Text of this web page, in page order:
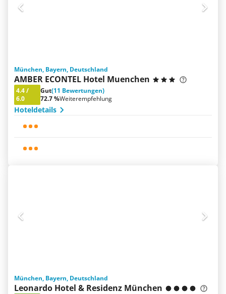
München, Bayern, Deutschland
AMBER ECONTEL Hotel Muenchen
4.4/
6.0
Gut(11 Bewertungen)
72.7 %Weiterempfehlung
Hoteldetails
München, Bayern, Deutschland
Leonardo Hotel & Residenz München